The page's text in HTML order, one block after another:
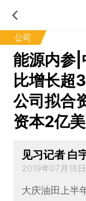
公司
能源内参|
比增长超
公司拟合
资本2亿
见习记者 白
2019年07月18
大庆油田上半